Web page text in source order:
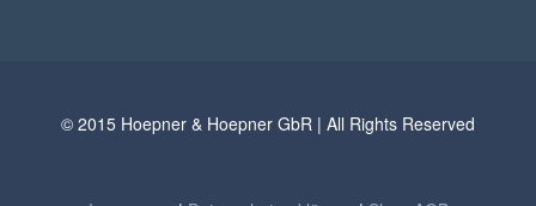
© 2015 Hoepner & Hoepner GbR | All Rights Reserved